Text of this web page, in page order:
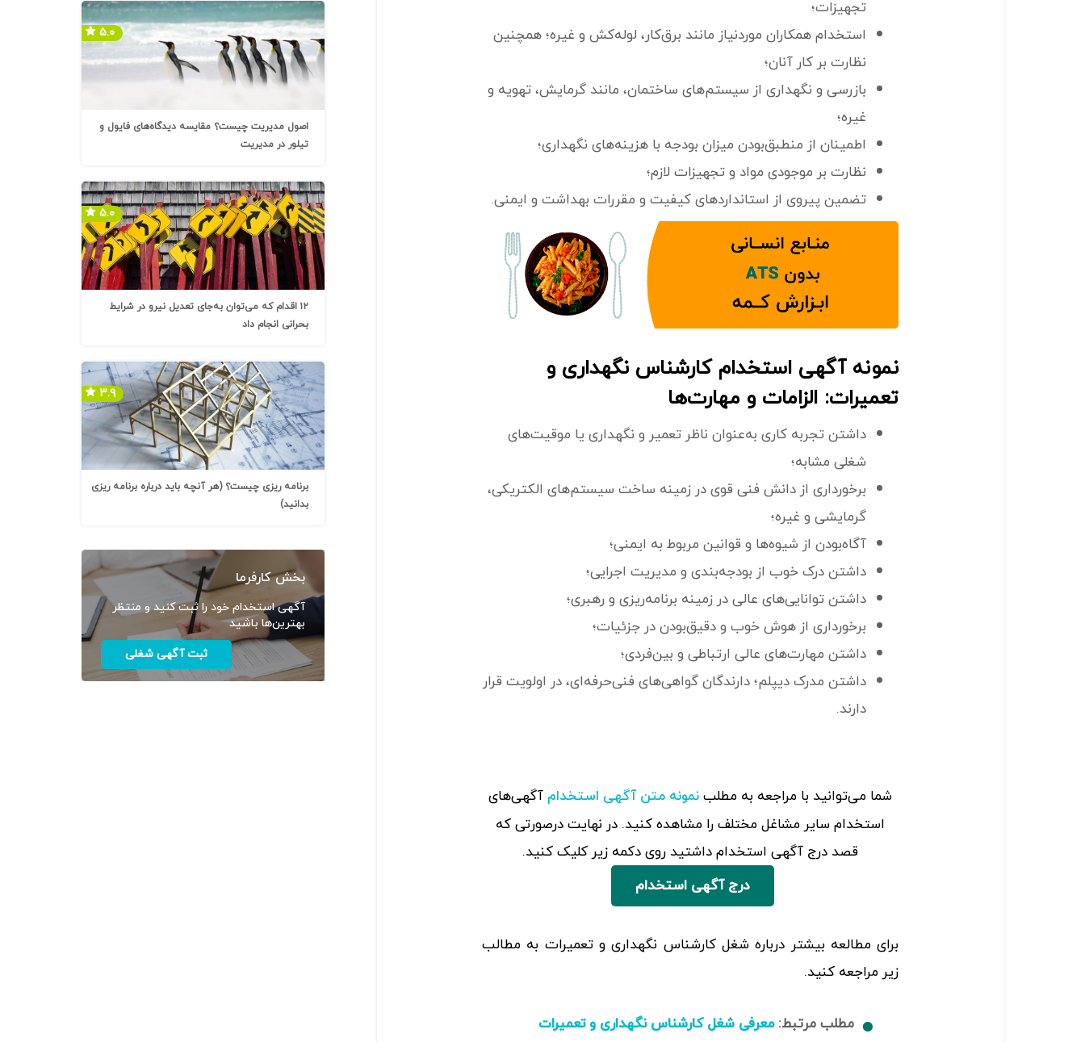
تجهیزات؛
استخدام همکاران مورد‌نیاز مانند برق‌کار، لوله‌کش و غیره؛ همچنین
نظارت بر کار آنان؛
بازرسی و نگهداری از سیستم‌های ساختمان، مانند گرمایش، تهویه و
غیره؛
اطمینان‌ از منطبق‌بودن میزان بودجه با هزینه‌های نگهداری؛
نظارت بر موجودی مواد و تجهیزات لازم؛
تضمین پیروی از استانداردهای کیفیت و مقررات بهداشت و ایمنی.
نمونه آگهی استخدام کارشناس نگهداری و
تعمیرات: الزامات و مهارت‌ها
داشتن تجربه کاری به‌عنوان ناظر تعمیر و نگهداری یا موقیت‌های
شغلی مشابه؛
برخورداری از دانش فنی قوی در زمینه ساخت سیستم‌های الکتریکی،
گرمایشی و غیره؛
آگاه‌بودن از شیوه‌ها و قوانین مربوط به ایمنی؛
داشتن درک خوب از بودجه‌بندی و مدیریت اجرایی؛
داشتن توانایی‌های عالی در زمینه برنامه‌ریزی و رهبری؛
برخورداری از هوش خوب و دقیق‌بودن در جزئیات؛
داشتن مهارت‌های عالی ارتباطی و بین‌فردی؛
داشتن مدرک دیپلم؛ دارندگان گواهی‌های فنی‌حرفه‌ای، در اولویت قرار
دارند.
شما می‌توانید با مراجعه به مطلب نمونه متن آگهی استخدام آگهی‌های
استخدام سایر مشاغل مختلف را مشاهده کنید. در نهایت درصورتی که
قصد درج آگهی استخدام داشتید روی دکمه زیر کلیک کنید.
درج آگهی استخدام
برای مطالعه بیشتر درباره شغل کارشناس نگهداری و تعمیرات به مطالب
زیر مراجعه کنید.
مطلب مرتبط:معرفی شغل کارشناس نگهداری و تعمیرات
اصول مدیریت چیست؟ مقایسه دیدگاه‌های فایول و
تیلور در مدیریت
۵.۰
۱۲ اقدام که می‌توان به‌جای تعدیل نیرو در شرایط
بحرانی انجام داد
۵.۰
برنامه ریزی چیست؟ (هر آنچه باید درباره برنامه ریزی
بدانید)
۳.۹
بخش کارفرما
آگهی استخدام خود را ثبت کنید و منتظر
بهترین‌ها باشید
ثبت آگهی شغلی